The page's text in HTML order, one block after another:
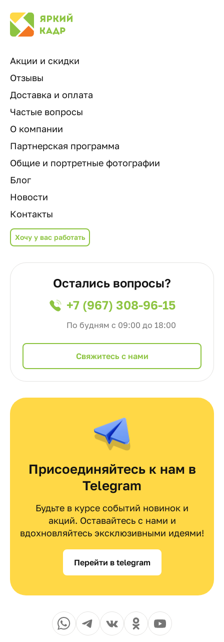
Акции и скидки
Отзывы
Доставка и оплата
Частые вопросы
О компании
Партнерская программа
Общие и портретные фотографии
Блог
Новости
Контакты
Хочу у вас работать
Остались вопросы?
+7 (967) 308-96-15
По будням с 09:00 до 18:00
Cвяжитесь с нами
Присоединяйтесь к нам в
Telegram
Будьте в курсе событий новинок и
акций. Оставайтесь с нами и
вдохновляйтесь эксклюзивными идеями!
Перейти в telegram